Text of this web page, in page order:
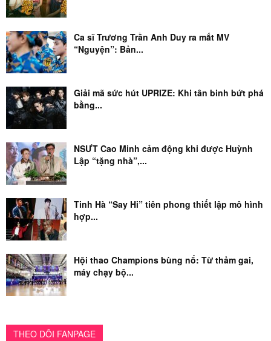
Ca sĩ Trương Trần Anh Duy ra mắt MV
“Nguyện”: Bản...
Giải mã sức hút UPRIZE: Khi tân binh bứt phá
bằng...
NSƯT Cao Minh cảm động khi được Huỳnh
Lập “tặng nhà”,...
Tinh Hà “Say Hi” tiên phong thiết lập mô hình
hợp...
Hội thao Champions bùng nổ: Từ thảm gai,
máy chạy bộ...
THEO DÕI FANPAGE